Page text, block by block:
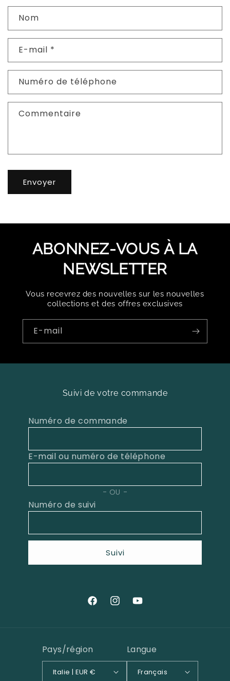
Nom
E-mail *
Numéro de téléphone
Commentaire
Envoyer
ABONNEZ-VOUS À LA
NEWSLETTER
Vous recevrez des nouvelles sur les nouvelles
collections et des offres exclusives
E-mail
Suivi de votre commande
Numéro de commande
E-mail ou numéro de téléphone
OU
Numéro de suivi
Suivi
FacebookInstagramYouTube
Pays/région
Italie | EUR €
Langue
Français